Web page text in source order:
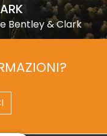
Bentley & Clark